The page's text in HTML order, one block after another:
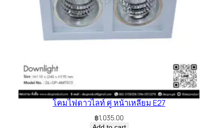
โคมไฟดาวไลท์ คู่ หน้าเหลี่ยม E27
฿1,035.00